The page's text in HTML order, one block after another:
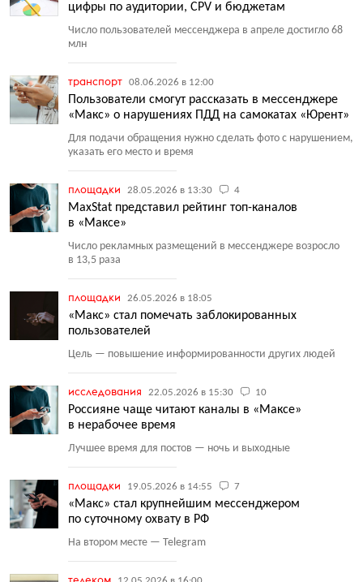
цифры по аудитории, CPV и бюджетам
Число пользователей мессенджера в апреле достигло 68
млн
транспорт 08.06.2026 в 12:00
Пользователи смогут рассказать в мессенджере
«Макс» о нарушениях ПДД на самокатах «Юрент»
Для подачи обращения нужно сделать фото с нарушением,
указать его место и время
площадки 28.05.2026 в 13:30 4
MaxStat представил рейтинг топ-каналов
в «Максе»
Число рекламных размещений в мессенджере возросло
в 13,5 раза
площадки 26.05.2026 в 18:05
«Макс» стал помечать заблокированных
пользователей
Цель — повышение информированности других людей
исследования 22.05.2026 в 15:30 10
Россияне чаще читают каналы в «Максе»
в нерабочее время
Лучшее время для постов — ночь и выходные
площадки 19.05.2026 в 14:55 7
«Макс» стал крупнейшим мессенджером
по суточному охвату в РФ
На втором месте — Telegram